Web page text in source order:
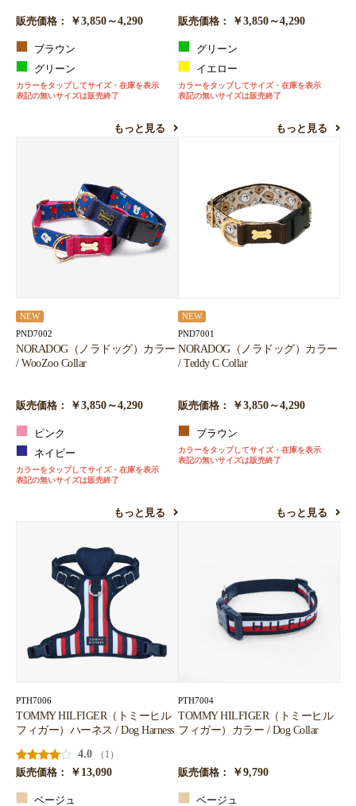
販売価格： ￥3,850～4,290
ブラウン
グリーン
カラーをタップしてサイズ・在庫を表示
表記の無いサイズは販売終了
もっと見る
販売価格： ￥3,850～4,290
グリーン
イエロー
カラーをタップしてサイズ・在庫を表示
表記の無いサイズは販売終了
もっと見る
NEW
PND7002
NORADOG（ノラドッグ）カラー
/ WooZoo Collar
販売価格： ￥3,850～4,290
ピンク
ネイビー
カラーをタップしてサイズ・在庫を表示
表記の無いサイズは販売終了
もっと見る
NEW
PND7001
NORADOG（ノラドッグ）カラー
/ Teddy C Collar
販売価格： ￥3,850～4,290
ブラウン
カラーをタップしてサイズ・在庫を表示
表記の無いサイズは販売終了
もっと見る
PTH7006
TOMMY HILFIGER（トミーヒル
フィガー）ハーネス / Dog Harness
4.0
（1）
販売価格：
￥13,090
ベージュ
PTH7004
TOMMY HILFIGER（トミーヒル
フィガー）カラー / Dog Collar
販売価格： ￥9,790
ベージュ